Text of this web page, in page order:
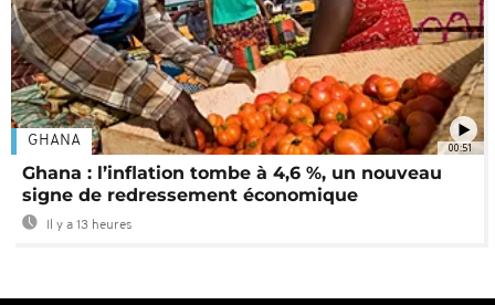
00:51
GHANA
Ghana : l’inflation tombe à 4,6 %, un nouveau
signe de redressement économique
Il y a 13 heures